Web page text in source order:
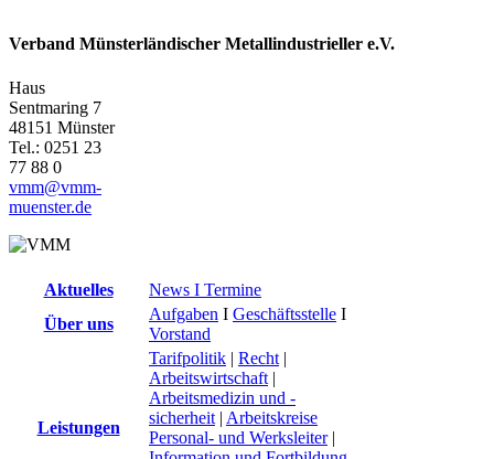
Verband Münsterländischer Metallindustrieller e.V.
Haus
Sentmaring 7
48151 Münster
Tel.: 0251 23
77 88 0
vmm@vmm-
muenster.de
Aktuelles
News I Termine
Über uns
Aufgaben I Geschäftsstelle I
Vorstand
Leistungen
Tarifpolitik | Recht |
Arbeitswirtschaft |
Arbeitsmedizin und -
sicherheit | Arbeitskreise
Personal- und Werksleiter|